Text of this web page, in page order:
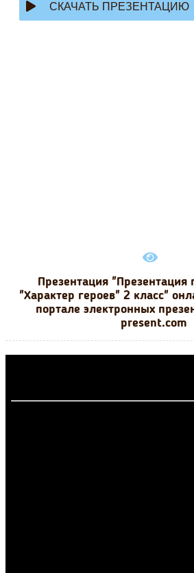
СКАЧАТЬ ПРЕЗЕНТАЦИЮ
Презентация "Презентация
"Характер героев" 2 класс"
портале электронных
present.com